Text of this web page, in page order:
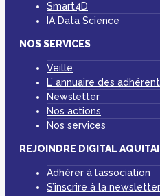
Smart4D
IA Data Science
NOS SERVICES
Veille
L’ annuaire des
Newsletter
Nos actions
Nos services
REJOINDRE DIGITAL
Adhérer à l’association
S’inscrire à la newsletter